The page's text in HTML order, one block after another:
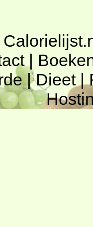
|
|Dieet|